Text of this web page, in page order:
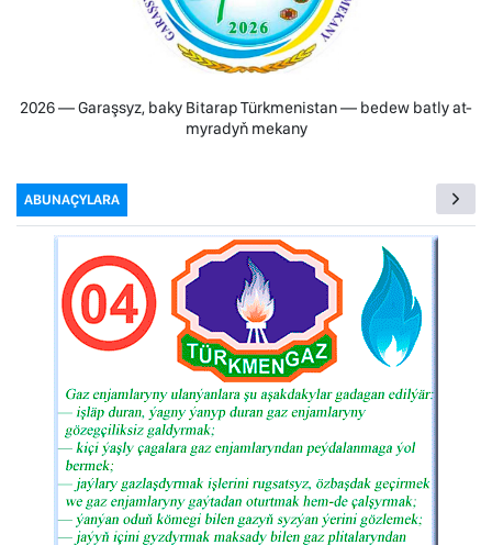
2026 — Garaşsyz, baky Bitarap Türkmenistan — bedew batly at-
myradyň mekany
ABUNAÇYLARA